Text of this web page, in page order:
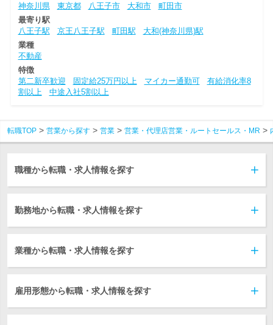
神奈川県
東京都 八王子市 大和市
町田市
最寄り駅
八王子駅
京王八王子駅 町田駅
大和(神奈川県)駅
業種
不動産
特徴
第二新卒歓迎
固定給25万円以上 マイカー通勤可
有給消化率8
割以上
中途入社5割以上
転職TOP 営業から探す 営業 営業・代理店営業・ルートセールス・MR
職種から転職・求人情報を探す
勤務地から転職・求人情報を探す
業種から転職・求人情報を探す
雇用形態から転職・求人情報を探す